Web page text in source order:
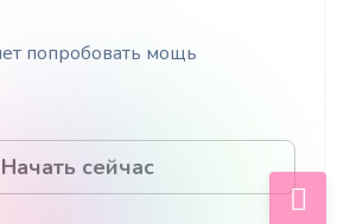
ЦА по лестнице прогрева Бена
с ними на разных этапах
о покупке
попробовать мощь
Начать сейчас